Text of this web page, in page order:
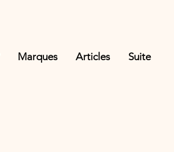
Marques Articles Suite